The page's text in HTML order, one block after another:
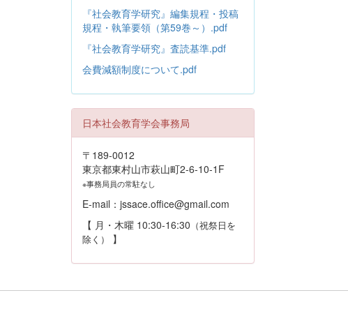
『社会教育学研究』編集規程・投稿
規程・執筆要領（第59巻～）.pdf
『社会教育学研究』査読基準.pdf
会費減額制度について.pdf
日本社会教育学会事務局
〒189-0012
東京都東村山市萩山町2-6-10-1F
※事務局員の常駐なし
E-mail：jssace.office@gmail.com
【 月・木曜 10:30-16:30 （祝祭日を
除く）
】